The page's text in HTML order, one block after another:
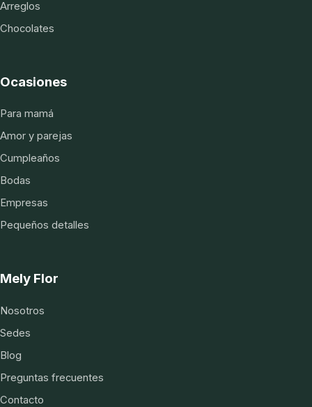
Arreglos
Chocolates
Ocasiones
Para mamá
Amor y parejas
Cumpleaños
Bodas
Empresas
Pequeños detalles
Mely Flor
Nosotros
Sedes
Blog
Preguntas frecuentes
Contacto